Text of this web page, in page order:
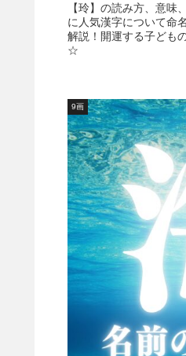
【玲】の読み方、意味
に人気漢字について命
解説！開運する子ども
☆
9画